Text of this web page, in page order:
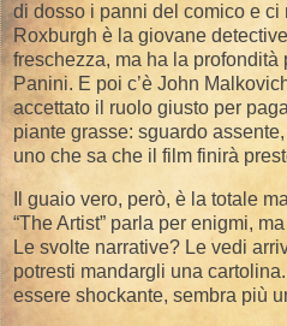
di dosso i panni del comico e
Roxburgh è la giovane
freschezza, ma ha la
Panini. E poi c’è John
accettato il ruolo giusto per
piante grasse: sguardo
uno che sa che il film finirà
Il guaio vero, però, è la totale
“The Artist” parla per enigmi,
Le svolte narrative? Le vedi
potresti mandargli una
essere shockante, sembra più